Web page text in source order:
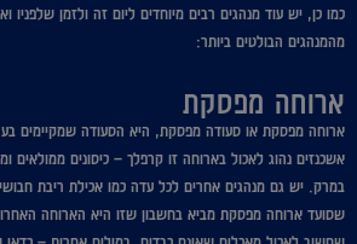
כמו כן, יש עוד מנהגים רבים מיוחדים ליום זה ולזמן שלפניו
מהמנהגים הבולטים ביותר:
ארוחה מפסקת
ארוחה מפסקת או סעודה מפסקת, היא הסעודה שמקיימים
אשכנזים נהוג לאכול בארוחה זו קרפלך – כיסונים ממולאים
במרק. יש גם מנהגים אחרים לכל עדה כמו אכילת ריבת
שסועד ארוחה מפסקת מביא בחשבון שזו היא הארוחה